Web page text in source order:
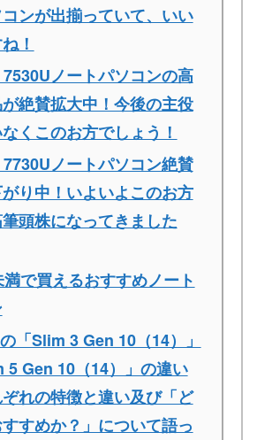
ンが出揃っていて、いい
！
ノートパソコンの高
絶賛拡大中！今後の主役
くこのお方でしょう！
ノートパソコン絶賛
り中！いよいよこのお方
頭株になってきました
で買えるおすすめノート
「Slim 3 Gen 10（14）」
5 Gen 10（14）」の違い
れの特徴と違い及び「ど
すめか？」について語っ